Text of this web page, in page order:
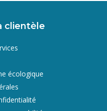
clientèle
écologique